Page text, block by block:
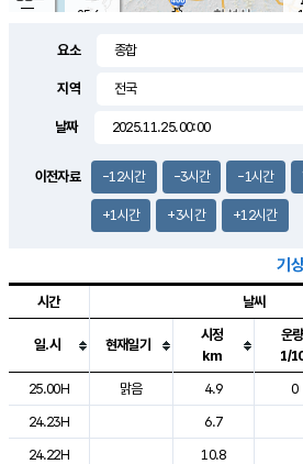
1.1m/s
25.6
요소
지역
날짜
이전자료 -12시간 -3시간 -1시간
+1시간 +3시간 +12시간
기
도시별 기상실황표로 지점, 날씨, 기온, 강
시간 날씨
일.시 현재일기
시정
km
운량
1/
25.00H
맑음 4.9 0
24.23H
6.7
24.22H
10.8